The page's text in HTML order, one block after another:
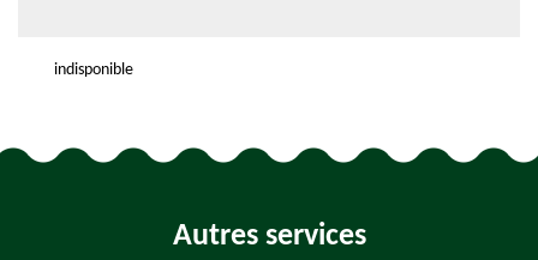
indisponible
Autres services